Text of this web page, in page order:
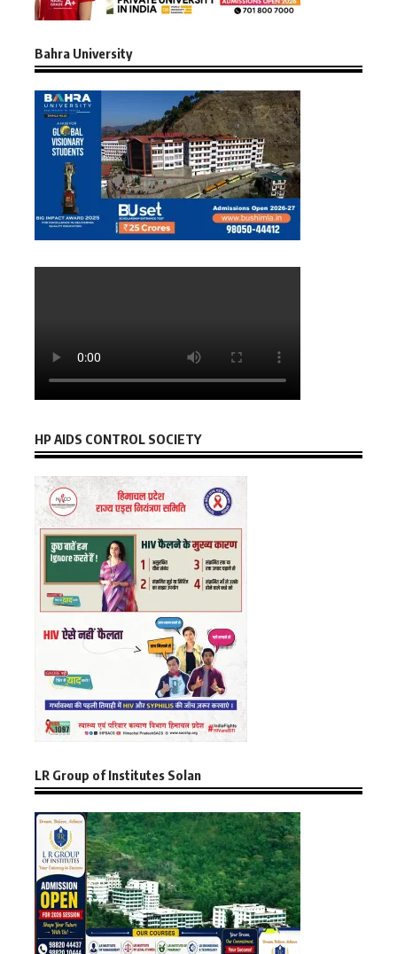
Bahra University
HP AIDS CONTROL SOCIETY
LR Group of Institutes Solan